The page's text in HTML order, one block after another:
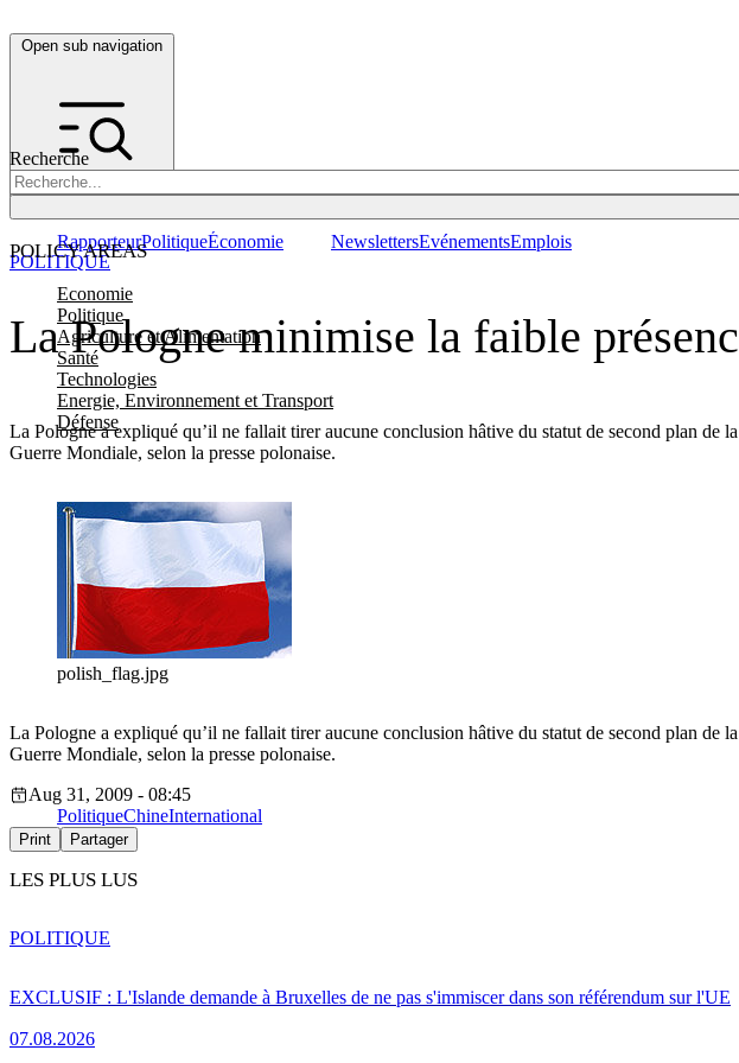
Open sub navigation
Recherche
POLICY AREAS
Economie
Politique
Agriculture et Alimentation
Santé
Technologies
Energie, Environnement et Transport
Défense
RapporteurPolitiqueÉconomie NewslettersEvénementsEmplois
La Pologne minimise la faible
La Pologne a expliqué qu’il ne fallait tirer aucune conclusion hâtive du statut de second plan de
Guerre Mondiale, selon la presse polonaise.
POLITIQUE
polish_flag.jpg
La Pologne a expliqué qu’il ne fallait tirer aucune conclusion hâtive du statut de second plan de
Guerre Mondiale, selon la presse polonaise.
Aug 31, 2009 - 08:45
PolitiqueChineInternational
Print Partager
LES PLUS LUS
EXCLUSIF : L'Islande demande à Bruxelles de ne pas s'immiscer dans son référendum sur l'UE
07.08.2026
POLITIQUE